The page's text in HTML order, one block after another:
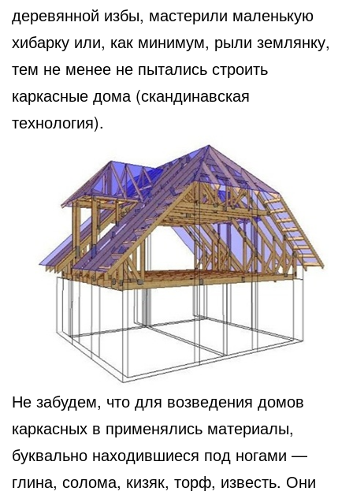
деревянной избы, мастерили маленькую
хибарку или, как минимум, рыли землянку,
тем не менее не пытались строить
каркасные дома (скандинавская
технология).
Не забудем, что для возведения домов
каркасных в применялись материалы,
буквально находившиеся под ногами —
глина, солома, кизяк, торф, известь. Они